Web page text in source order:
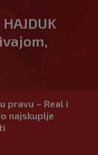
pravu – Real i
najskuplje